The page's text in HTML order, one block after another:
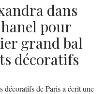
dans
pour
grand bal
décoratifs
de Paris a écrit une